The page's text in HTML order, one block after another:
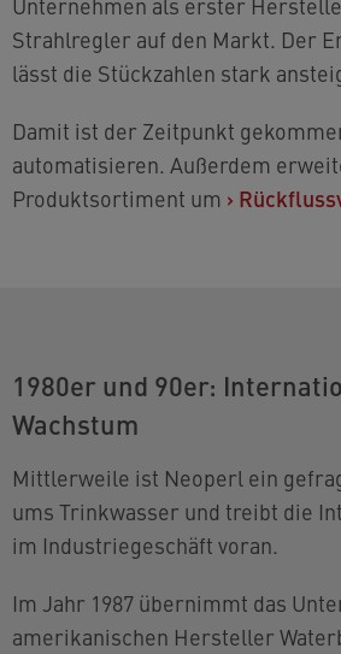
Strahlregler auf den Markt. Der
lässt die Stückzahlen stark
Damit ist der Zeitpunkt
automatisieren. Außerdem
Produktsortiment um ›
1980er und 90er:
Wachstum
Mittlerweile ist Neoperl ein
ums Trinkwasser und treibt die
im Industriegeschäft voran.
Im Jahr 1987 übernimmt das
amerikanischen Hersteller